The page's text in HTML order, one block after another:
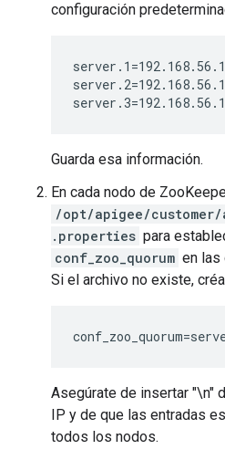
configuración
Guarda esa información.
En cada nodo de
/opt/apigee/
.properties para
conf_zoo_quorum en las
Si el archivo no existe,
Asegúrate de insertar "\n"
IP y de que las entradas
todos los nodos.